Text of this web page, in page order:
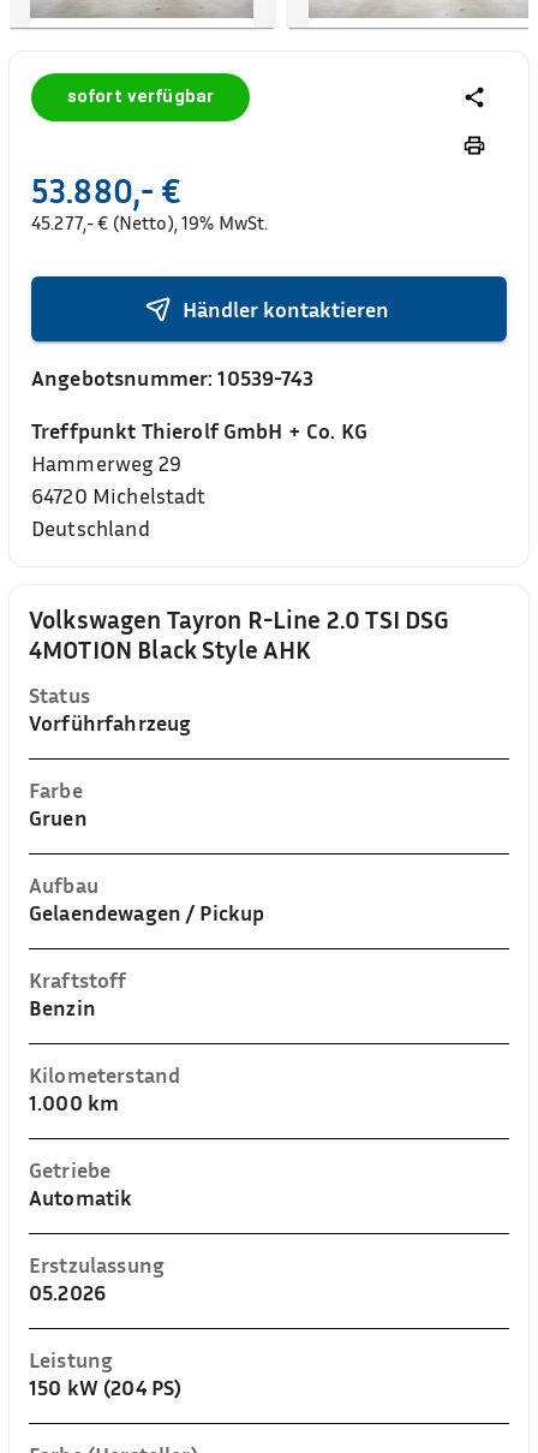
Volkswagen Tayron R-Line 2.0 TSI DSG
4MOTION Black Style AHK
Status
Vorführfahrzeug
Farbe
Gruen
Aufbau
Gelaendewagen / Pickup
Kraftstoff
Benzin
Kilometerstand
1.000 km
Getriebe
Automatik
Erstzulassung
05.2026
Leistung
150 kW (204 PS)
sofort verfügbar
53.880,- €
45.277,- € (Netto), 19% MwSt.
Händler kontaktieren
Angebotsnummer:10539-743
Treffpunkt Thierolf GmbH + Co. KG
Hammerweg 29
64720 Michelstadt
Deutschland